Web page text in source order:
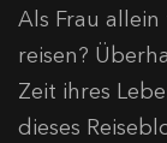
Als Frau
reisen?
Zeit ihres
dieses